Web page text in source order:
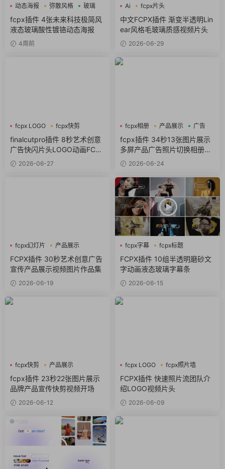
动态海报 弥散风格 玻璃
fcpx插件 4张未来科技极简风
液态玻璃酸性镀铬动态海报
4周前
Ai
fcpx片头
fcpx视频开场
中文FCPX插件 渐变半透明Lin
ear风格毛玻璃质感视频片头
2026-06-29
fcpx LOGO
fcpx快剪
fcpx视频开场
finalcutpro插件 8秒艺术创意
广告快闪片头LOGO动画FCPX
插件2026-06-27
fcpx相册 产品展示 广告
fcpx插件 34秒13张图片展示
多屏产品广告照片切换相册轮
播 2026-06-24
fcpx幻灯片
产品展示
企业宣传
FCPX插件 30秒艺术创意广告
宣传产品展示视频图片作品集
2026-06-19
fcpx字幕
fcpx标题
商务风
FCPX插件 10组半透明磨砂文
字动画液态玻璃字幕条
2026-06-15
fcpx快剪
产品展示
企业宣传
fcpx插件 23秒22张图片展示
品牌产品宣传快剪视频开场
2026-06-12
fcpx LOGO
fcpx照片墙
fcpx视频开场
FCPX插件 快速照片流团队介
绍LOGO视频片头
2026-06-09